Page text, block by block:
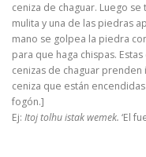
ceniza de chaguar. Luego
mulita y una de las piedras
mano se golpea la piedra
para que haga chispas.
cenizas de chaguar
ceniza que están
fogón.]
Ej: Itoj tolhu istak wemek. ‘El